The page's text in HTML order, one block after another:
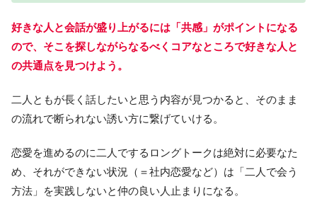
好きな人と会話が盛り上がるには「共感」がポイントになる
ので、そこを探しながらなるべくコアなところで好きな人と
の共通点を見つけよう。
二人ともが長く話したいと思う内容が見つかると、そのまま
の流れで断られない誘い方に繋げていける。
恋愛を進めるのに二人でするロングトークは絶対に必要なた
め、それができない状況（＝社内恋愛など）は「二人で会う
方法」を実践しないと仲の良い人止まりになる。